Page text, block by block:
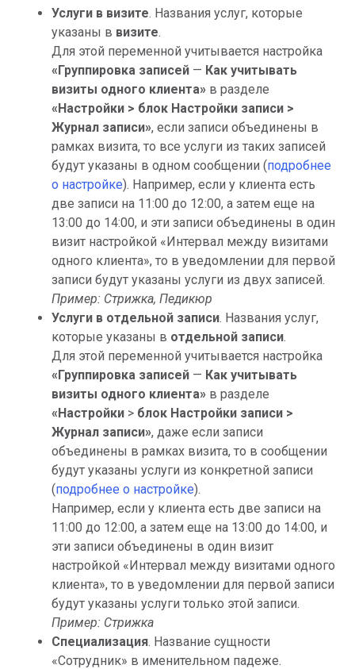
Услуги в визите. Названия услуг, которые
указаны в визите.
Для этой переменной учитывается настройка
«Группировка записей — Как учитывать
визиты одного клиента» в разделе
«Настройки > блок Настройки записи >
Журнал записи», если записи объединены в
рамках визита, то все услуги из таких записей
будут указаны в одном сообщении (подробнее
о настройке). Например, если у клиента есть
две записи на 11:00 до 12:00, а затем еще на
13:00 до 14:00, и эти записи объединены в один
визит настройкой «Интервал между визитами
одного клиента», то в уведомлении для первой
записи будут указаны услуги из двух записей.
Пример: Стрижка, Педикюр
Услуги в отдельной записи. Названия услуг,
которые указаны в отдельной записи.
Для этой переменной учитывается настройка
«Группировка записей — Как учитывать
визиты одного клиента» в разделе
«Настройки > блок Настройки записи >
Журнал записи», даже если записи
объединены в рамках визита, то в сообщении
будут указаны услуги из конкретной записи
(подробнее о настройке).
Например, если у клиента есть две записи на
11:00 до 12:00, а затем еще на 13:00 до 14:00, и
эти записи объединены в один визит
настройкой «Интервал между визитами одного
клиента», то в уведомлении для первой записи
будут указаны услуги только этой записи.
Пример: Стрижка
Специализация. Название сущности
«Сотрудник» в именительном падеже.